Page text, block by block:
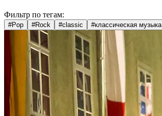
Фильтр по тегам:
#Pop #Rock #classic #классическая музыка